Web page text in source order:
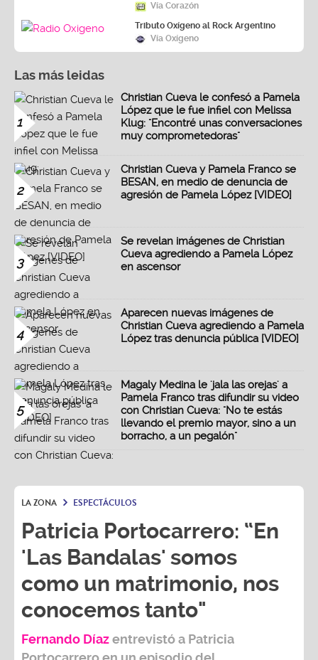
Vía Corazón
Tributo Oxígeno al Rock Argentino
Vía Oxígeno
Las más leidas
1
Christian Cueva le confesó a Pamela
López que le fue infiel con Melissa
Klug: "Encontré unas conversaciones
muy comprometedoras"
2
Christian Cueva y Pamela Franco se
BESAN, en medio de denuncia de
agresión de Pamela López [VIDEO]
3
Se revelan imágenes de Christian
Cueva agrediendo a Pamela López
en ascensor
4
Aparecen nuevas imágenes de
Christian Cueva agrediendo a Pamela
López tras denuncia pública [VIDEO]
5
Magaly Medina le 'jala las orejas' a
Pamela Franco tras difundir su video
con Christian Cueva: "No te estás
llevando el premio mayor, sino a un
borracho, a un pegalón"
LA ZONA ESPECTÁCULOS
Patricia Portocarrero: “En
'Las Bandalas' somos
como un matrimonio, nos
conocemos tanto"
Fernando Díazentrevistó a Patricia